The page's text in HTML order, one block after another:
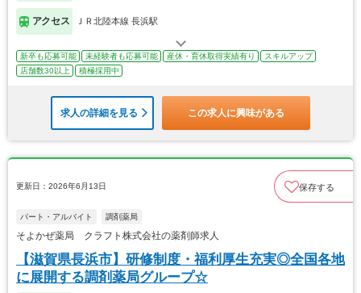
アクセス ＪＲ北陸本線 長浜駅
新卒も応募可能 未経験者も応募可能 産休・育休取得実績有り
スキルアップ
店舗数30以上
積極採用中
求人の詳細を見る この求人に興味がある
更新日：2026年6月13日 保存する
パート・アルバイト 調剤薬局
そよかぜ薬局 クラフト株式会社の薬剤師求人
【滋賀県長浜市】研修制度・福利厚生充実◎全国各地
に展開する調剤薬局グループ☆